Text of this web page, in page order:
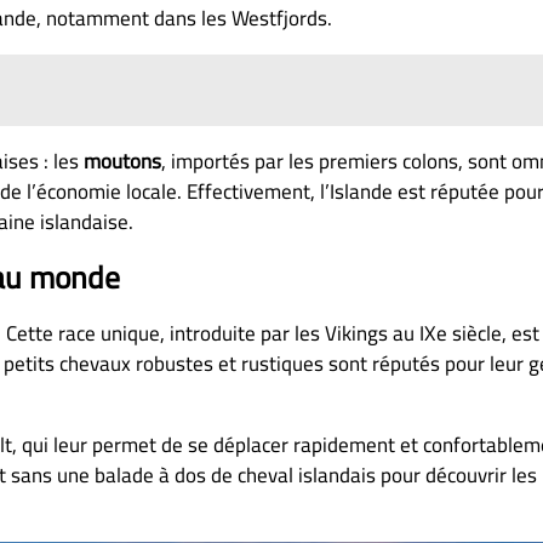
notamment dans les Westfjords.
: lesmoutons, importés par les premiers colons, sont
locale. Effectivement, l’Islande est réputée
islandaise.
monde
race unique, introduite par les Vikings au IXe siècle,
chevaux robustes et rustiques sont réputés pour leur
qui leur permet de se déplacer rapidement et
une balade à dos de cheval islandais pour découvrir